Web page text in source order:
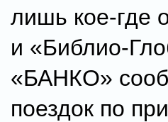
лишь кое-где
и «Библио-
«БАНКО»
поездок по